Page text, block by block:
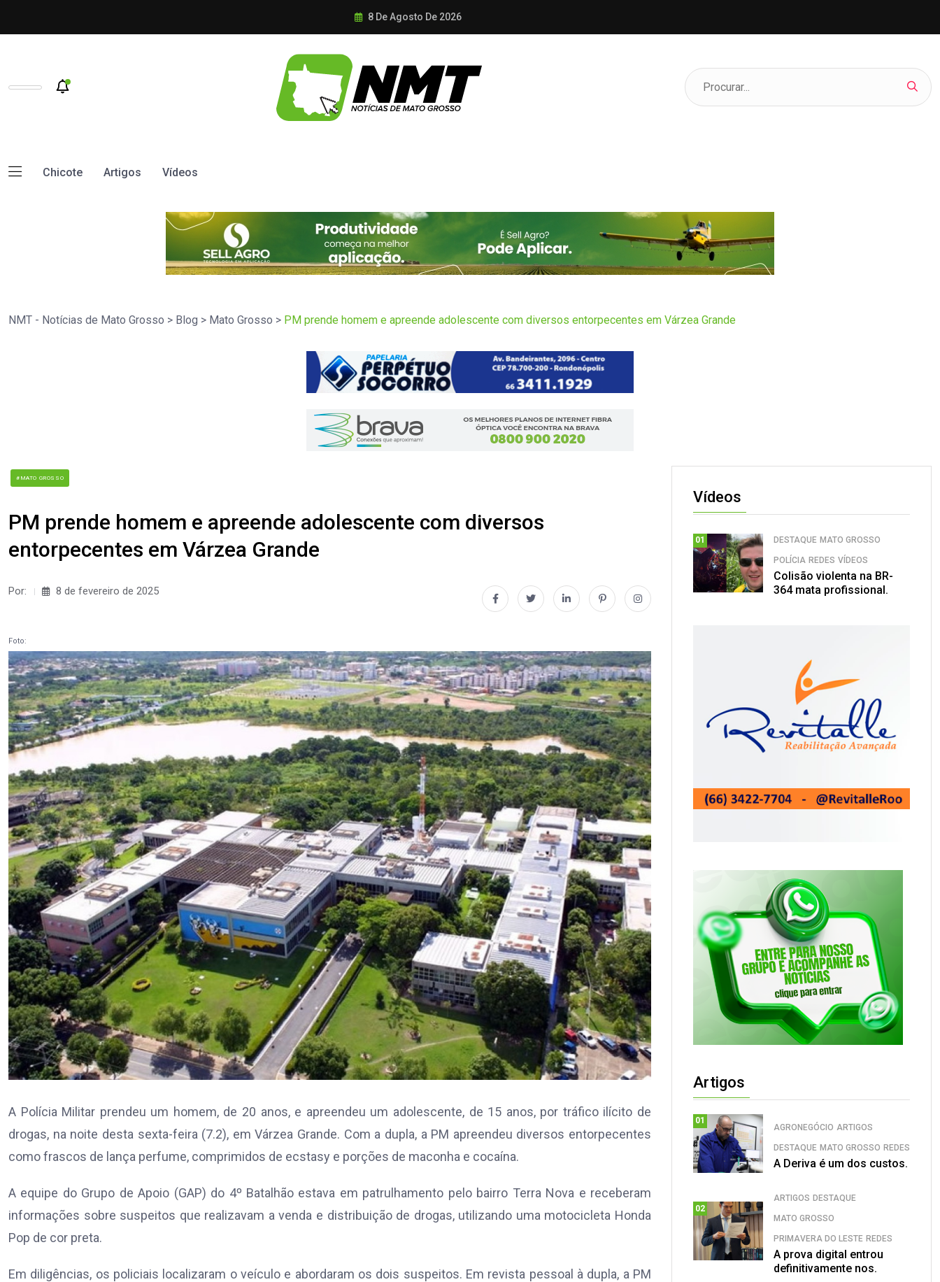
8 De Agosto De 2026
Chicote Artigos Vídeos
NMT - Notícias de Mato Grosso > Blog > Mato Grosso > PM prende homem e apreende adolescente com diversos entorpecentes em Várzea Grande
#MATO GROSSO
PM prende homem e apreende adolescente com diversos
entorpecentes em Várzea Grande
Por: 8 de fevereiro de 2025
Foto:
A Polícia Militar prendeu um homem, de 20 anos, e apreendeu um adolescente, de 15 anos, por tráfico ilícito de
drogas, na noite desta sexta-feira (7.2), em Várzea Grande. Com a dupla, a PM apreendeu diversos entorpecentes
como frascos de lança perfume, comprimidos de ecstasy e porções de maconha e cocaína.
A equipe do Grupo de Apoio (GAP) do 4º Batalhão estava em patrulhamento pelo bairro Terra Nova e receberam
informações sobre suspeitos que realizavam a venda e distribuição de drogas, utilizando uma motocicleta Honda
Pop de cor preta.
Em diligências, os policiais localizaram o veículo e abordaram os dois suspeitos. Em revista pessoal à dupla, a PM
Vídeos
01 DESTAQUE MATO GROSSO
POLÍCIA REDES VÍDEOS
Colisão violenta na BR-
364 mata profissional.
Artigos
01
AGRONEGÓCIO ARTIGOS
DESTAQUE MATO GROSSO REDES
A Deriva é um dos custos.
02
ARTIGOS DESTAQUE
MATO GROSSO
PRIMAVERA DO LESTE REDES
A prova digital entrou
definitivamente nos.